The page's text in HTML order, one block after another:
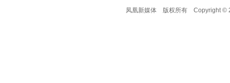
凤凰新媒体
版权所有 Copyright ©